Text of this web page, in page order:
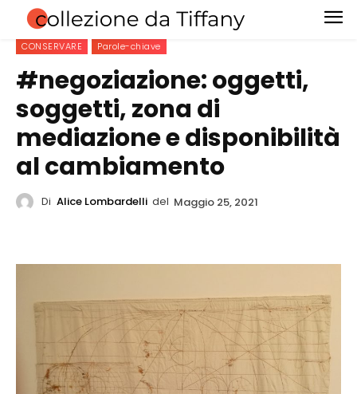
CONSERVARE Parole-chiave
#negoziazione: oggetti,
soggetti, zona di
mediazione e disponibilità
al cambiamento
Di Alice Lombardelli del Maggio 25, 2021